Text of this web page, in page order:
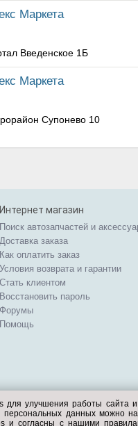
Маркета
Введенское 1Б
Маркета
Супонево 10
Интернет магазин
Поиск автозапчастей и
Доставка заказа
Как оплатить заказ
Условия возврата и гарантии
Стать клиентом
Восстановить пароль
Форумы
Помощь
улучшения работы сайта
персональных данных можно
и согласны с нашими